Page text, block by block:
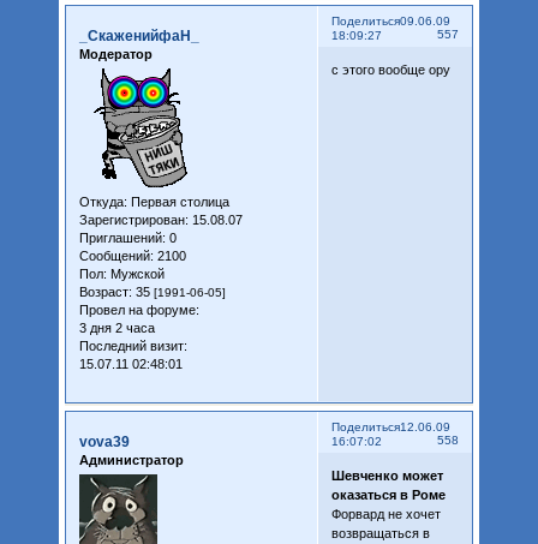
Поделиться
557
09.06.09
18:09:27
_СкаженийфаН_
Модератор
Откуда: Первая столица
Зарегистрирован: 15.08.07
Приглашений: 0
Сообщений: 2100
Пол: Мужской
Возраст: 35 [1991-06-05]
Провел на форуме:
3 дня 2 часа
Последний визит:
15.07.11 02:48:01
с этого вообще ору
Поделиться
558
12.06.09
16:07:02
vova39
Администратор
Шевченко может
оказаться в Роме
Форвард не хочет
возвращаться в